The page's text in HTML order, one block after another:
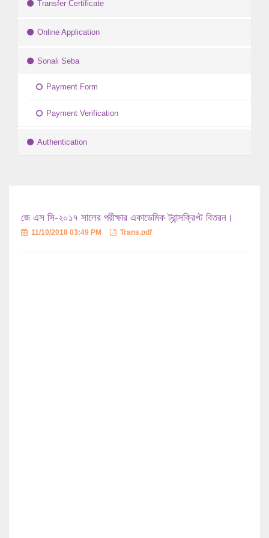
Transfer Certificate
Online Application
Sonali Seba
Payment Form
Payment Verification
Authentication
জে এস সি-২০১৭ সালের পরীক্ষার একাডেমিক ট্রান্সক্রিপ্ট বিতরন।
11/10/2018 03:49 PM Trans.pdf